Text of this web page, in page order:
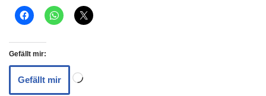
Gefällt mir:
Gefällt mir